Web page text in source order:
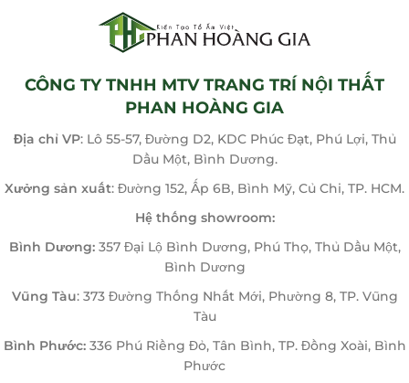
CÔNG TY TNHH MTV TRANG TRÍ NỘI THẤT
PHAN HOÀNG GIA
Địa chỉ VP: Lô 55-57, Đường D2, KDC Phúc Đạt, Phú Lợi, Thủ
Dầu Một, Bình Dương.
Xưởng sản xuất: Đường 152, Ấp 6B, Bình Mỹ, Củ Chi, TP. HCM.
Hệ thống showroom:
Bình Dương:357 Đại Lộ Bình Dương, Phú Thọ, Thủ Dầu Một,
Bình Dương
Vũng Tàu: 373 Đường Thống Nhất Mới, Phường 8, TP. Vũng
Tàu
Bình Phước:336 Phú Riềng Đỏ, Tân Bình, TP. Đồng Xoài, Bình
Phước